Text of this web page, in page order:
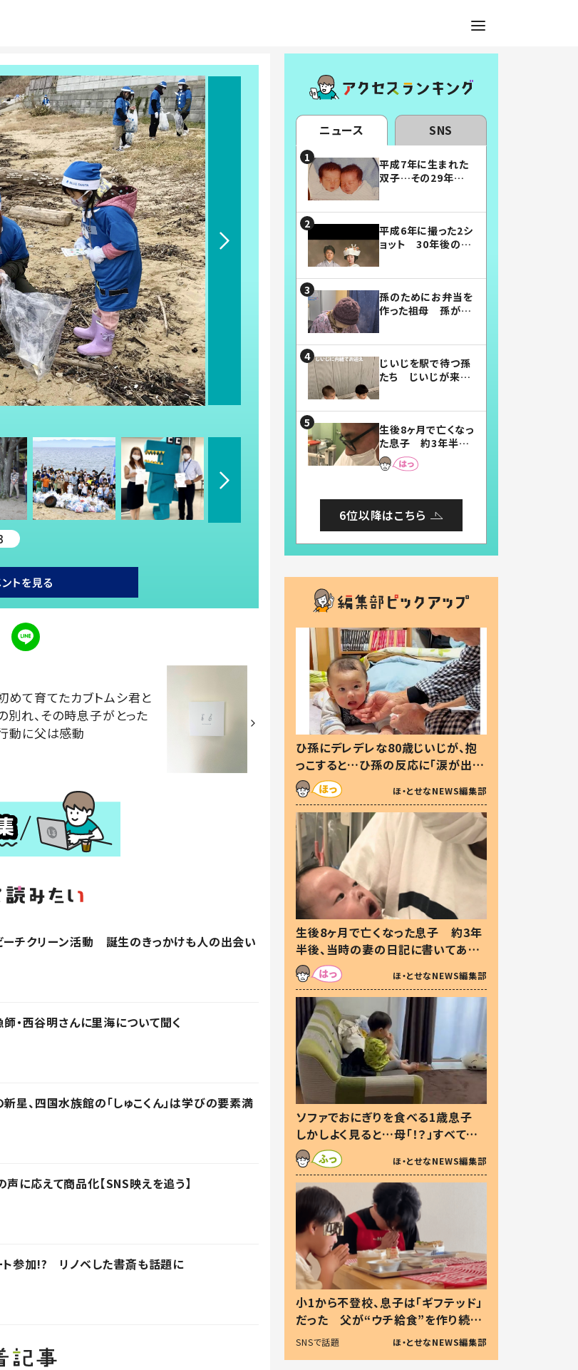
トを見る
めて育てたカブトムシ君と
別れ、その時息子がとった
動に父は感動
チクリーン活動 誕生のきっかけも人の出会い
・西谷明さんに里海について聞く
星、四国水族館の「しゅこくん」は学びの要素満
に応えて商品化【SNS映えを追う】
ト参加!? リノベした書斎も話題に
ニュース SNS
平成7年に生まれた
双子…その29年後
平成6年に撮った2シ
ョット 30年後の姿
孫のためにお弁当を
作った祖母 孫が絶
じいじを駅で待つ孫
たち じいじが来た
まらない」「幸せにな
れる」
生後8ヶ月で亡くなっ
た息子 約3年半
後、当時の妻の日記
に書いてあった本音
6位以降はこちら
ひ孫にデレデレな80歳じいじが、抱
っこすると…ひ孫の反応に「涙が出ま
した」「可愛くて仕方ない」
ほ・とせなNEWS編集部
生後8ヶ月で亡くなった息子 約3年
半後、当時の妻の日記に書いてあっ
た本音とは
ほ・とせなNEWS編集部
ソファでおにぎりを食べる1歳息子
しかしよく見ると…母「！？」すべてを
察した母の投稿に「可愛いから許
す！」「現行犯〜」
ほ・とせなNEWS編集部
小1から不登校、息子は「ギフテッド」
だった 父が“ウチ給食”を作り続け
る理由とは #令和の親 #令和の子
SNSで話題 ほ・とせなNEWS編集部